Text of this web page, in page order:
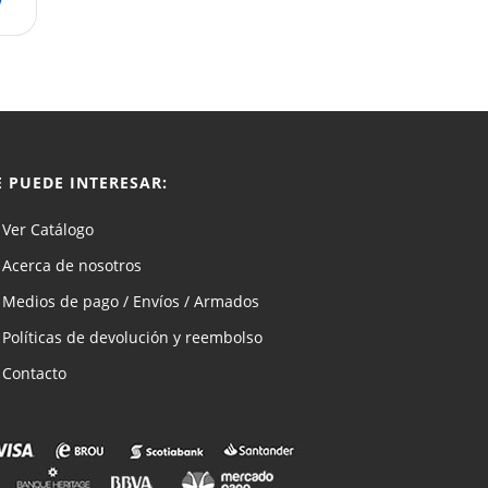
PUEDE INTERESAR:
Ver Catálogo
Acerca de nosotros
Medios de pago / Envíos / Armados
Políticas de devolución y reembolso
Contacto